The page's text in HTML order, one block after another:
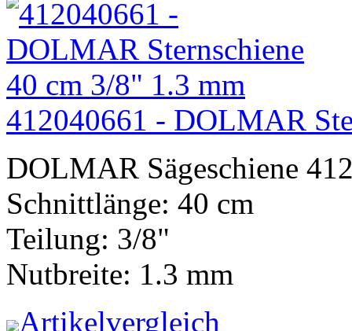
412040661 - DOLMAR
DOLMAR Sägeschiene
Schnittlänge: 40 cm
Teilung: 3/8"
Nutbreite: 1.3 mm
Artikelvergleich